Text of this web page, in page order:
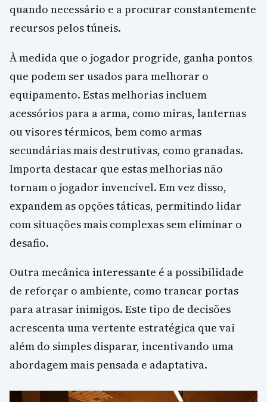
quando necessário e a procurar constantemente
recursos pelos túneis.
À medida que o jogador progride, ganha pontos
que podem ser usados para melhorar o
equipamento. Estas melhorias incluem
acessórios para a arma, como miras, lanternas
ou visores térmicos, bem como armas
secundárias mais destrutivas, como granadas.
Importa destacar que estas melhorias não
tornam o jogador invencível. Em vez disso,
expandem as opções táticas, permitindo lidar
com situações mais complexas sem eliminar o
desafio.
Outra mecânica interessante é a possibilidade
de reforçar o ambiente, como trancar portas
para atrasar inimigos. Este tipo de decisões
acrescenta uma vertente estratégica que vai
além do simples disparar, incentivando uma
abordagem mais pensada e adaptativa.